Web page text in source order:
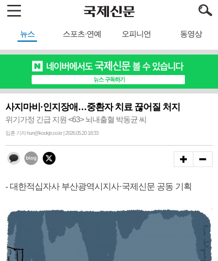
뉴스 스포츠·연예 오피니언 동영상
사지마비·인지장애…중환자 치료 끊어질 처지
위기가정 긴급 지원 <63> 뇌내출혈 박동균 씨
임훈 기자 hun@kookje.co.kr | 2026.05.20 18:33
- 대한적십자사 부산광역시지사·국제신문 공동 기획